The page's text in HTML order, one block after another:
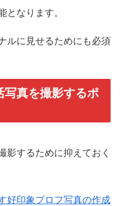
となります。
ルに見せるためにも必須
写真を撮影するポ
影するために抑えておく
好印象プロフ写真の作成